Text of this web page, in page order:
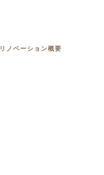
リノベーション概要